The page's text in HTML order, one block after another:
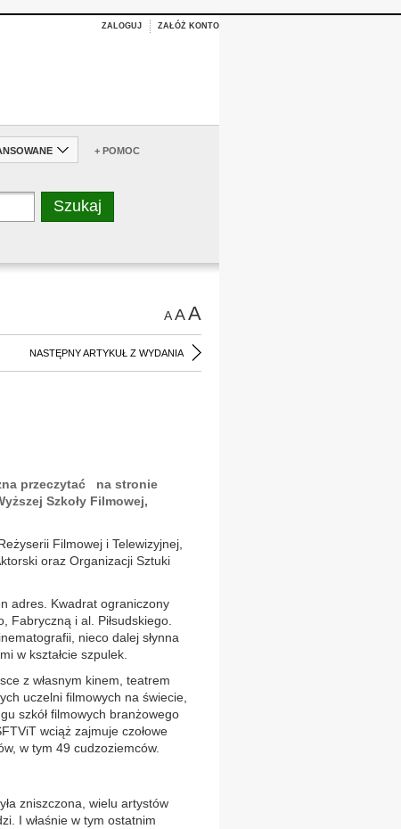
ZALOGUJ ZAŁÓŻ KONTO
+ POMOC
AAA
NASTĘPNY ARTYKUŁ Z WYDANIA
przeczytać na stronie
Szkoły Filmowej,
Filmowej i Telewizyjnej,
oraz Organizacji Sztuki
adres. Kwadrat ograniczony
Fabryczną i al. Piłsudskiego.
nieco dalej słynna
w kształcie szpulek.
z własnym kinem, teatrem
uczelni filmowych na świecie,
szkół filmowych branżowego
wciąż zajmuje czołowe
w tym 49 cudzoziemców.
zniszczona, wielu artystów
I właśnie w tym ostatnim